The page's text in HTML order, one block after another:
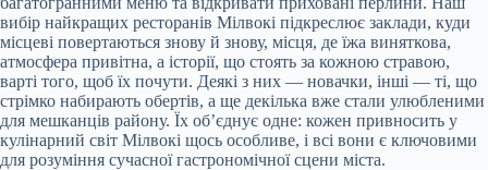
вибір найкращих ресторанів Мілвокі підкреслює заклади, куди
місцеві повертаються знову й знову, місця, де їжа виняткова,
атмосфера привітна, а історії, що стоять за кожною стравою,
варті того, щоб їх почути. Деякі з них — новачки, інші — ті, що
стрімко набирають обертів, а ще декілька вже стали улюбленими
для мешканців району. Їх об’єднує одне: кожен привносить у
кулінарний світ Мілвокі щось особливе, і всі вони є ключовими
для розуміння сучасної гастрономічної сцени міста.